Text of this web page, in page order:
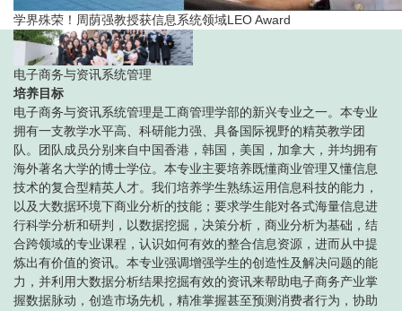
学界殊荣！周荫强教授获信息系统领域LEO Award
电子商务与资讯系统管理
培养目标
电子商务与资讯系统管理是工商管理学部的新兴专业之一。本专业
拥有一支教学水平高、科研能力强、具备国际视野的精英教学团
队。团队成员分别来自中国香港，韩国，美国，加拿大，并均拥有
海外著名大学的博士学位。本专业主要培养既懂商业管理又懂信息
技术的复合型精英人才。我们培养学生熟练运用信息科技的能力，
以及大数据环境下商业分析的技能；要求学生能对各式海量信息进
行科学分析和研判，以数据挖掘，决策分析，商业分析为基础，结
合跨领域的专业课程，认识如何有效的整合信息资源，进而从中提
炼出有价值的资讯。本专业强调增强学生的创造性及解决问题的能
力，并利用大数据分析结果挖掘有效的资讯来帮助电子商务产业掌
握数据脉动，创造市场先机，精准掌握甚至预测消费者行为，协助